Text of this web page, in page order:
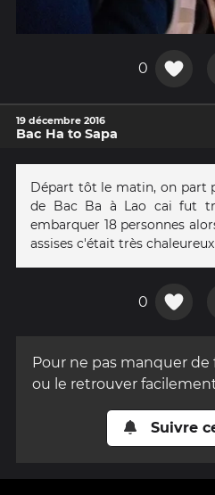
0
19 décembre 2016
Bac Ha to Sapa
Départ tôt le matin, on part
de Bac Ba à Lao cai fut
embarquer 18 personnes
assises c'était très
0
Pour ne pas manquer
ou le retrouver
Suivre